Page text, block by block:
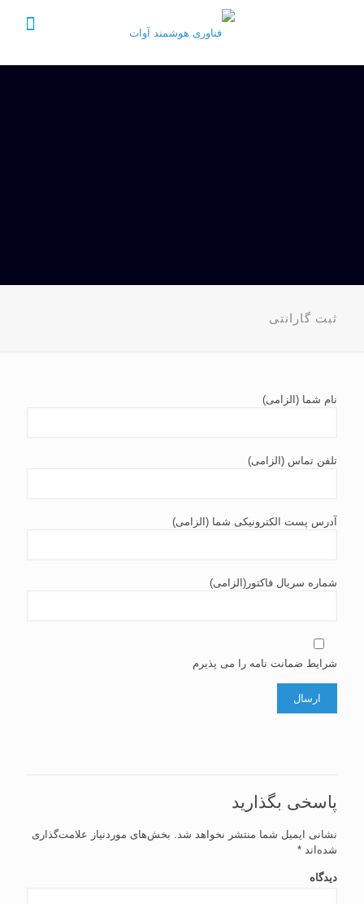
ثبت گارانتی
نام شما (الزامی)
تلفن تماس (الزامی)
آدرس پست الکترونیکی شما (الزامی)
شماره سریال فاکتور(الزامی)
شرایط ضمانت نامه را می پذیرم
پاسخی بگذارید
نشانی ایمیل شما منتشر نخواهد شد. بخش‌های موردنیاز علامت‌گذاری
شده‌اند *
دیدگاه